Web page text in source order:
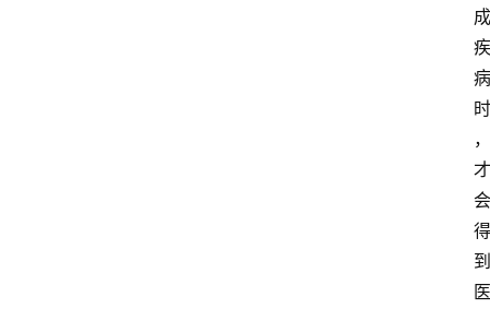
成
疾
病
时
，
才
会
得
到
医